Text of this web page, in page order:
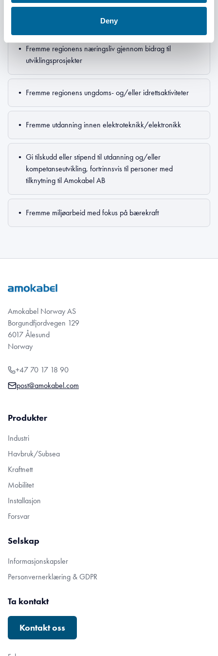
Deny
Det kan søkes om midler til følgende formål:
• Fremme regionens næringsliv gjennom bidrag til
utviklingsprosjekter
• Fremme regionens ungdoms- og/eller idrettsaktiviteter
• Fremme utdanning innen elektroteknikk/elektronikk
• Gi tilskudd eller stipend til utdanning og/eller
kompetanseutvikling, fortrinnsvis til personer med
tilknytning til Amokabel AB
• Fremme miljøarbeid med fokus på bærekraft
Amokabel Norway AS
Borgundfjordvegen 129
6017 Ålesund
Norway
+47 70 17 18 90
post@amokabel.com
Produkter
Industri
Havbruk/Subsea
Kraftnett
Mobilitet
Installasjon
Forsvar
Selskap
Informasjonskapsler
Personvernerklæring & GDPR
Ta kontakt
Kontakt oss